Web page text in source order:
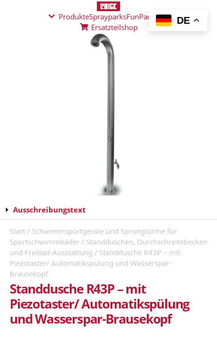
ProdukteSprayparksFunPad
News
Ersatzteilshop
Ausschreibungstext
Start / Schwimmsportgeräte und Sprungtürme für
Sportschwimmbäder / Standduschen, Durchschreitebecken
und Freibad-Ausstattung / Standdusche R43P – mit
Piezotaster/ Automatikspülung und Wasserspar-
Brausekopf
Standdusche R43P – mit
Piezotaster/ Automatikspülung
und Wasserspar-Brausekopf
DE